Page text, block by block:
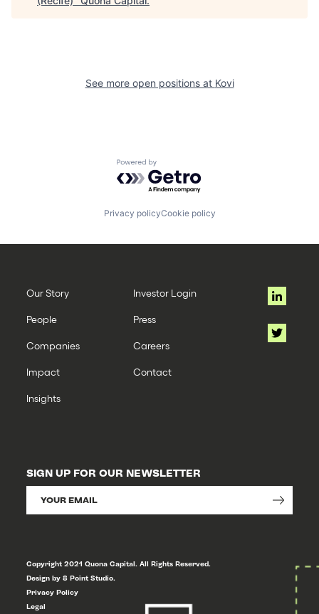
See more open positions at Kovi
Powered by Getro.com
Privacy policyCookie policy
Our Story
People
Companies
Impact
Insights
Investor Login
Press
Careers
Contact
SIGN UP FOR OUR NEWSLETTER
Copyright 2021 Quona Capital. All Rights Reserved.
Design by 8 Point Studio.
Privacy Policy
Legal